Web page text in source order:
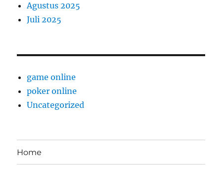
Agustus 2025
Juli 2025
game online
poker online
Uncategorized
Home